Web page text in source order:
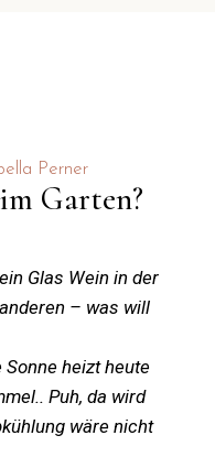
Perner
Garten?
Glas Wein in der
– was will
heizt heute
Puh, da wird
wäre nicht